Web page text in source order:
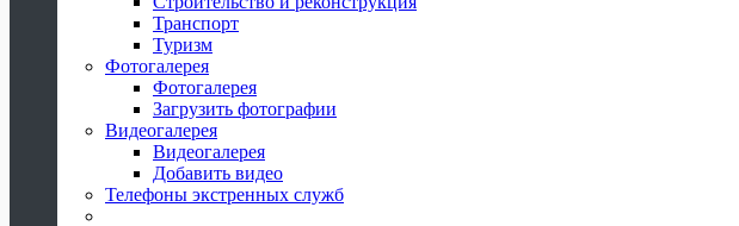
Транспорт
Туризм
Фотогалерея
Фотогалерея
Загрузить фотографии
Видеогалерея
Видеогалерея
Добавить видео
Телефоны экстренных служб